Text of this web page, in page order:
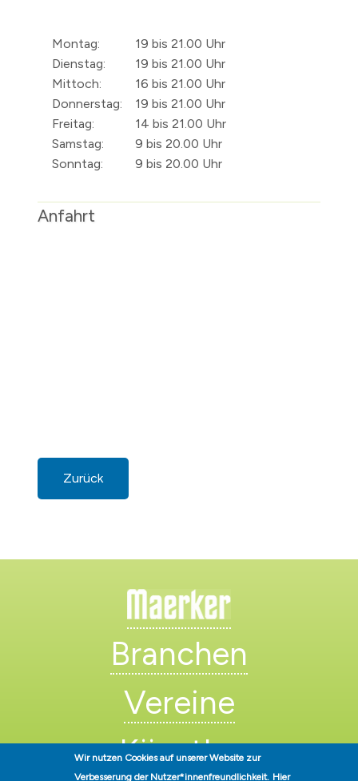
Montag:
19 bis 21.00 Uhr
Dienstag:
19 bis 21.00 Uhr
Mittoch:
16 bis 21.00 Uhr
Donnerstag:
19 bis 21.00 Uhr
Freitag:
14 bis 21.00 Uhr
Samstag:
9 bis 20.00 Uhr
Sonntag:
9 bis 20.00 Uhr
Anfahrt
Zurück
Branchen
Vereine
Künstler
Wir nutzen Cookies auf unserer Website zur
Verbesserung der Nutzer*innenfreundlichkeit. Hier